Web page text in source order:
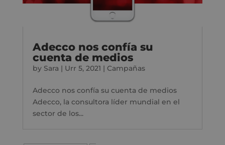
Adecco nos confía su
cuenta de medios
by Sara | Urr 5, 2021 | Campañas
Adecco nos confía su cuenta de medios
Adecco, la consultora líder mundial en el
sector de los...